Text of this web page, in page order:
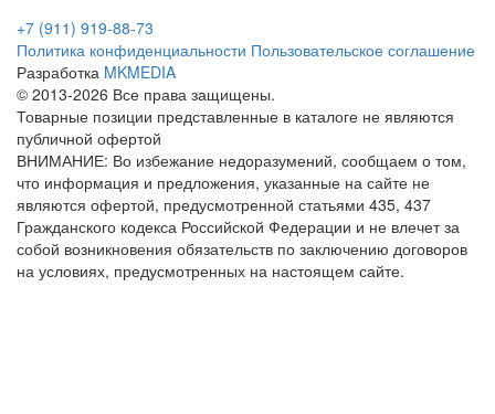
+7 (911) 919-88-73
Политика конфиденциальности Пользовательское соглашение
Разработка MKMEDIA
© 2013-2026 Все права защищены.
Товарные позиции представленные в каталоге не являются
публичной офертой
ВНИМАНИЕ: Во избежание недоразумений, сообщаем о том,
что информация и предложения, указанные на сайте не
являются офертой, предусмотренной статьями 435, 437
Гражданского кодекса Российской Федерации и не влечет за
собой возникновения обязательств по заключению договоров
на условиях, предусмотренных на настоящем сайте.